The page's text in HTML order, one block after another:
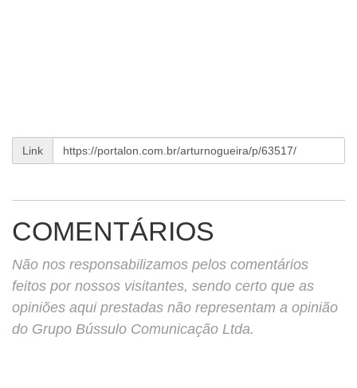
Link
COMENTÁRIOS
Não nos responsabilizamos pelos comentários
feitos por nossos visitantes, sendo certo que as
opiniões aqui prestadas não representam a opinião
do Grupo Bússulo Comunicação Ltda.